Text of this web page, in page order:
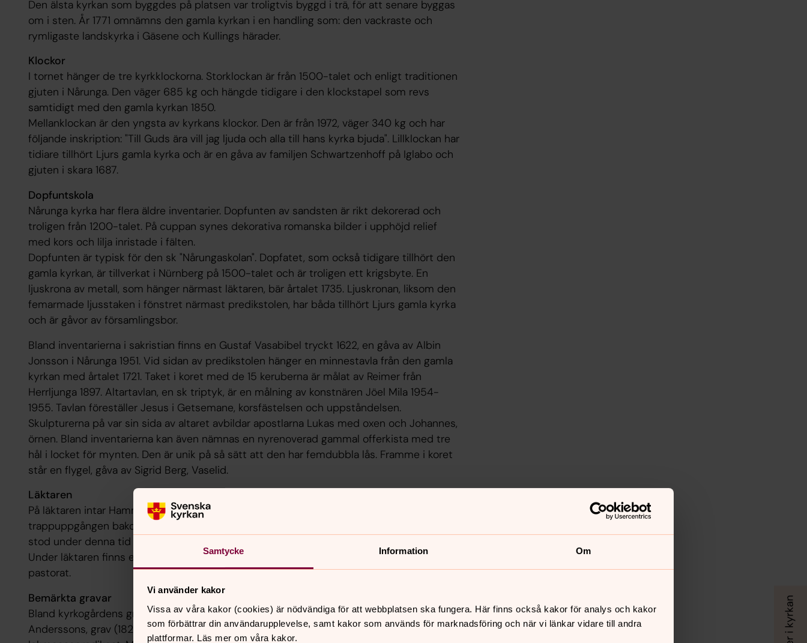
Samtycke Information Om
Vi använder kakor
Vissa av våra kakor (cookies) är nödvändiga för att webbplatsen ska fungera. Här finns också kakor för analys och kakor
som förbättrar din användarupplevelse, samt kakor som används för marknadsföring och när vi länkar vidare till andra
plattformar. Läs mer om våra kakor.
Den älsta kyrkan som byggdes på platsen var troligtvis byggd i trä, för att senare byggas
om i sten. År 1771 omnämns den gamla kyrkan i en handling som: den vackraste och
rymligaste landskyrka i Gäsene och Kullings härader.
Klockor
I tornet hänger de tre kyrkklockorna. Storklockan är från 1500-talet och enligt traditionen
gjuten i Nårunga. Den väger 685 kg och hängde tidigare i den klockstapel som revs
samtidigt med den gamla kyrkan 1850.
Mellanklockan är den yngsta av kyrkans klockor. Den är från 1972, väger 340 kg och har
följande inskription: "Till Guds ära vill jag ljuda och alla till hans kyrka bjuda". Lillklockan har
tidiare tillhört Ljurs gamla kyrka och är en gåva av familjen Schwartzenhoff på Iglabo och
gjuten i skara 1687.
Dopfuntskola
Nårunga kyrka har flera äldre inventarier. Dopfunten av sandsten är rikt dekorerad och
troligen från 1200-talet. På cuppan synes dekorativa romanska bilder i upphöjd relief
med kors och lilja inristade i fälten.
Dopfunten är typisk för den sk "Nårungaskolan". Dopfatet, som också tidigare tillhört den
gamla kyrkan, är tillverkat i Nürnberg på 1500-talet och är troligen ett krigsbyte. En
ljuskrona av metall, som hänger närmast läktaren, bär årtalet 1735. Ljuskronan, liksom den
femarmade ljusstaken i fönstret närmast predikstolen, har båda tillhört Ljurs gamla kyrka
och är gåvor av församlingsbor.
Bland inventarierna i sakristian finns en Gustaf Vasabibel tryckt 1622, en gåva av Albin
Jonsson i Nårunga 1951. Vid sidan av predikstolen hänger en minnestavla från den gamla
kyrkan med årtalet 1721. Taket i koret med de 15 keruberna är målat av Reimer från
Herrljunga 1897. Altartavlan, en sk triptyk, är en målning av konstnären Jöel Mila 1954-
1955. Tavlan föreställer Jesus i Getsemane, korsfästelsen och uppståndelsen.
Skulpturerna på var sin sida av altaret avbildar apostlarna Lukas med oxen och Johannes,
örnen. Bland inventarierna kan även nämnas en nyrenoverad gammal offerkista med tre
hål i locket för mynten. Den är unik på så sätt att den har femdubbla lås. Framme i koret
står en flygel, gåva av Sigrid Berg, Vaselid.
Läktaren
På läktaren intar Hammarbergsorgeln från 1975 sin givna plats. Den har 15 stämmor. I
trappuppgången bakom läktaren förvaras altaret från tiden 1851-1954. På detta altare
stod under denna tid ett stort krucifix som numera hänger på södra väggen i kyrksalen.
Under läktaren finns en tavla, en sk "Series Pastorum", över kyrkoherdarna i Nårunga
pastorat.
Bemärkta gravar
Bland kyrkogårdens gravvårdar märks särskilt ljurskamjölnarens , Anders Peter
Anderssons, grav (1829-1878). Ljurskamjölnaren var också Nårungabygdens första